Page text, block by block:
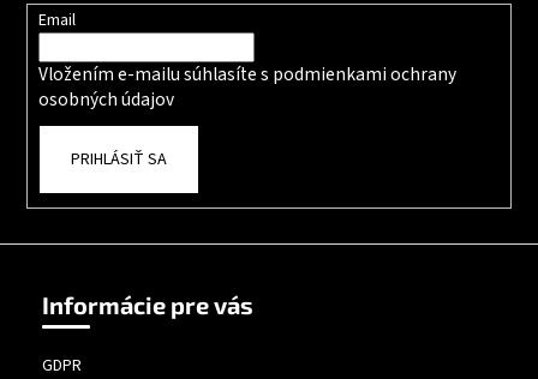
Email
Vložením e-mailu súhlasíte s podmienkami ochrany
osobných údajov
PRIHLÁSIŤ SA
Informácie pre vás
GDPR